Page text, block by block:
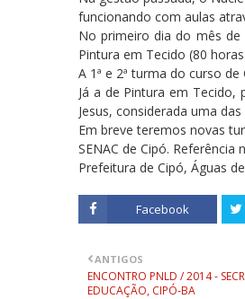
funcionando com aulas
No primeiro dia do mês
Pintura em Tecido (80
A 1ª e 2ª turma do curso
Já a de Pintura em
Jesus, considerada uma
Em breve teremos novas
SENAC de Cipó. Referência
Prefeitura de Cipó, Águas
Facebook
ANTIGOS
ENCONTRO PNLD / 2014 -
EDUCAÇÃO, CIPÓ-BA